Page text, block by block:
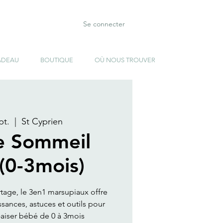
Se connecter
BOUTIQUE OÙ NOUS TROUVER
  |
St Cyprien
Sommeil
3mois)
le 3en1 marsupiaux offre
astuces et outils pour
bébé de 0 à 3mois